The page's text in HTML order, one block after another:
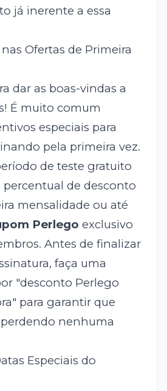
já inerente a essa
Ofertas de Primeira
dar as boas-vindas a
É muito comum
especiais para
pela primeira vez.
de teste gratuito
de desconto
mensalidade ou até
Perlego exclusivo
Antes de finalizar
faça uma
"desconto Perlego
para garantir que
nenhuma
Especiais do